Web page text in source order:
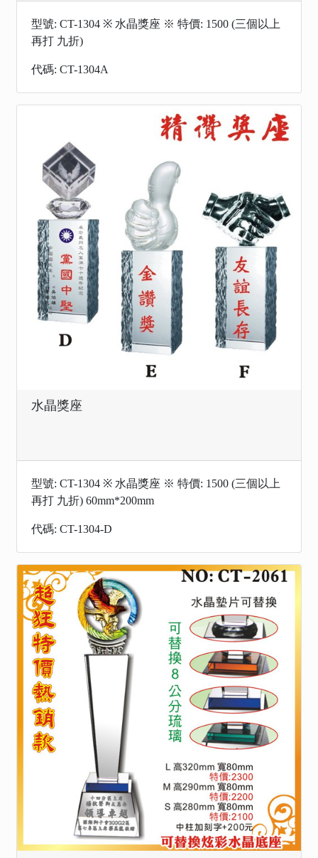
型號: CT-1304 ※ 水晶獎座 ※ 特價: 1500 (三個以上
再打 九折)
代碼: CT-1304A
水晶獎座
型號: CT-1304 ※ 水晶獎座 ※ 特價: 1500 (三個以上
再打 九折) 60mm*200mm
代碼: CT-1304-D